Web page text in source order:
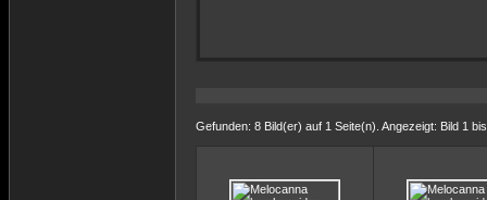
Gefunden: 8 Bild(er) auf 1 Seite(n). Angezeigt: Bild 1